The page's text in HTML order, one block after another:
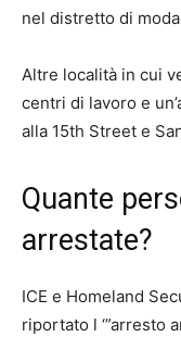
nel distretto di
Altre località in cui
centri di lavoro e
alla 15th Street e
Quante
arrestate?
ICE e Homeland
riportato l ‘”arresto